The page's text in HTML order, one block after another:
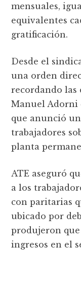
mensuales,
equivalentes
gratificación.
Desde el
una orden
recordando las
Manuel Adorni
que anunció un
trabajadores
planta
ATE aseguró
a los
con paritarias
ubicado por
produjeron
ingresos en el